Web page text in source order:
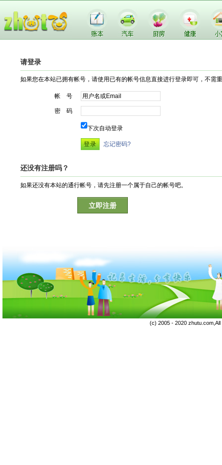
请登录
如果您在本站已拥有帐号，请使用已有的帐号信息直接进行登录即可，不需
帐 号
密 码
下次自动登录
忘记密码?
还没有注册吗？
如果还没有本站的通行帐号，请先注册一个属于自己的帐号吧。
立即注册
(c) 2005 - 2020